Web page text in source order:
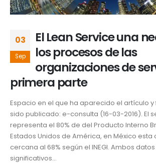
03
Sep
El Lean Service una
los procesos de las
organizaciones de
primera parte
Espacio en el que ha aparecido el artículo
sido publicado: e-consulta (16-03-2016). El
representa el 80% de del Producto Interno
Estados Unidos de América, en México
cercana al 68% según el INEGI. Ambos
significativos...